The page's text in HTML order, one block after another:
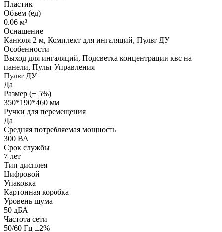
Пластик
Объем (ед)
0.06 м³
Оснащение
Канюля 2 м, Комплект для ингаляций, Пульт ДУ
Особенности
Выход для ингаляций, Подсветка концентрации квс на
панели, Пульт Управления
Пульт ДУ
Да
Размер (± 5%)
350*190*460 мм
Ручки для перемещения
Да
Средняя потребляемая мощность
300 ВА
Срок службы
7 лет
Тип дисплея
Цифровой
Упаковка
Картонная коробка
Уровень шума
50 дБА
Частота сети
50/60 Гц ±2%